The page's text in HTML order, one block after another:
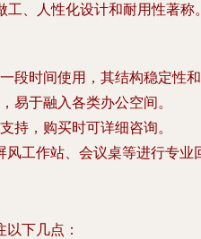
、人性化设计和耐用性著称
段时间使用，其结构稳定性
易于融入各类办公空间。
持，购买时可详细咨询。
工作站、会议桌等进行专业
下几点：